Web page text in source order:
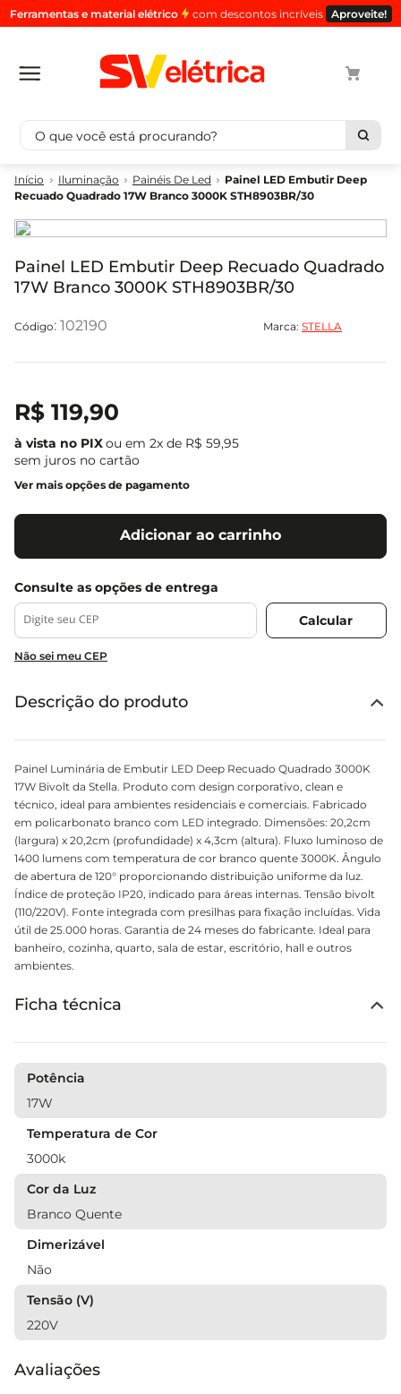
Ferramentas e material elétrico com descontos incríveis Aproveite!
O que você está procurando?
Iluminação Painéis De Led
Painel LED Embutir Deep
Recuado Quadrado 17W Branco 3000K STH8903BR/30
Painel LED Embutir Deep Recuado Quadrado
17W Branco 3000K STH8903BR/30
: 102190 Marca: STELLA
R$ 119,90
ou em 2x de R$ 59,95
sem juros no cartão
Ver mais opções de pagamento
Adicionar ao carrinho
Não sei meu CEP
Descrição do produto
Painel Luminária de Embutir LED Deep Recuado Quadrado 3000K
17W Bivolt da Stella. Produto com design corporativo, clean e
técnico, ideal para ambientes residenciais e comerciais. Fabricado
em policarbonato branco com LED integrado. Dimensões: 20,2cm
(largura) x 20,2cm (profundidade) x 4,3cm (altura). Fluxo luminoso de
1400 lumens com temperatura de cor branco quente 3000K. Ângulo
de abertura de 120° proporcionando distribuição uniforme da luz.
Índice de proteção IP20, indicado para áreas internas. Tensão bivolt
(110/220V). Fonte integrada com presilhas para fixação incluídas. Vida
útil de 25.000 horas. Garantia de 24 meses do fabricante. Ideal para
banheiro, cozinha, quarto, sala de estar, escritório, hall e outros
ambientes.
Ficha técnica
Potência
17W
Temperatura de Cor
3000k
Cor da Luz
Branco Quente
Dimerizável
Não
Tensão (V)
220V
Avaliações
Termos mais buscados
cabo
2º
luminaria
3 º
tomada
4 º
4
eletroduto